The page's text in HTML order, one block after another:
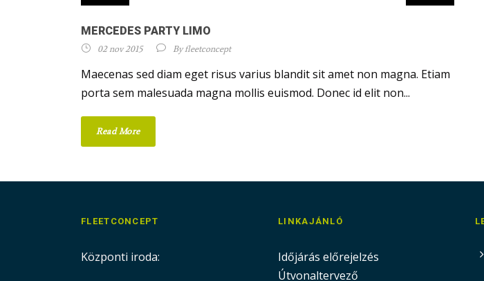
MERCEDES PARTY LIMO
02 nov 2015 Byfleetconcept
Maecenas sed diam eget risus varius blandit sit amet non magna. Etiam
porta sem malesuada magna mollis euismod. Donec id elit non...
Read More
FLEETCONCEPT
Központi iroda:
LINKAJÁNLÓ
Időjárás előrejelzés
Útvonaltervező